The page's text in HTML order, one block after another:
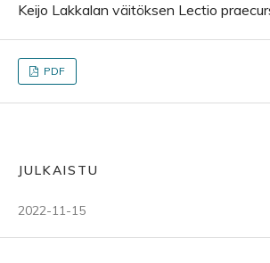
Keijo Lakkalan väitöksen Lectio
PDF
JULKAISTU
2022-11-15